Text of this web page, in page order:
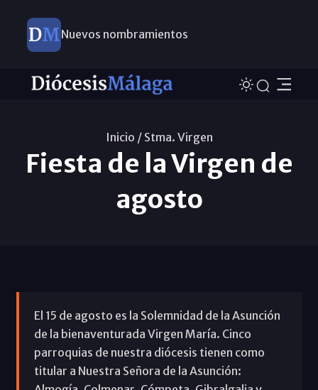
Nuevos nombramientos
Inicio / Stma. Virgen
Fiesta de la Virgen de
agosto
El 15 de agosto es la Solemnidad de la Asunción
de la bienaventurada Virgen María. Cinco
parroquias de nuestra diócesis tienen como
titular a Nuestra Señora de la Asunción: